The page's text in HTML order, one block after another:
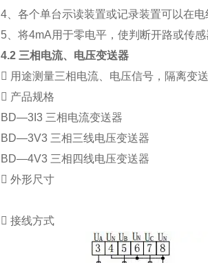
4、各个单台示读装置或记录装置可以在
5、将4mA用于零电平，使判断开路或传
4.2 三相电流、电压变送器
 用途测量三相电流、电压信号，隔离变
 产品规格
BD—3I3 三相电流变送器
BD—3V3 三相三线电压变送器
BD—4V3 三相四线电压变送器
外形尺寸
接线方式